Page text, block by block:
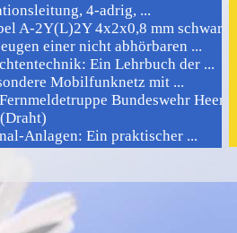
4-adrig, ...
A-2Y(L)2Y 4x2x0,8 mm schwarz ...
einer nicht abhörbaren ...
Ein Lehrbuch der ...
Mobilfunknetz mit ...
Bundeswehr Heer ...
Anlagen: Ein praktischer ...